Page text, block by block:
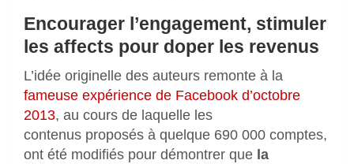
Encourager l’engagement, stimuler
les affects pour doper les revenus
L’idée originelle des auteurs remonte à la
fameuse expérience de Facebook d’octobre
2013, au cours de laquelle les
contenus proposés à quelque 690 000 comptes,
ont été modifiés pour démontrer que la